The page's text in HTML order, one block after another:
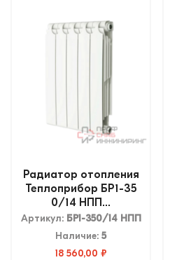
Радиатор отопления
Теплоприбор БР1-35
0/14 НПП...
Артикул: БР1-350/14 НПП
Наличие: 5
18 560,00 ₽